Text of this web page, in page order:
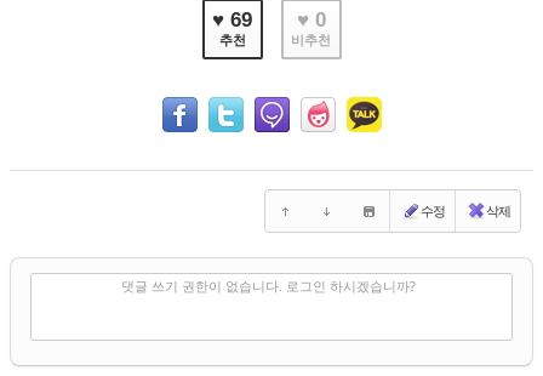
♥ 69
추천
♥ 0
비추천
수정 삭제
댓글 쓰기 권한이 없습니다. 로그인 하시겠습니까?